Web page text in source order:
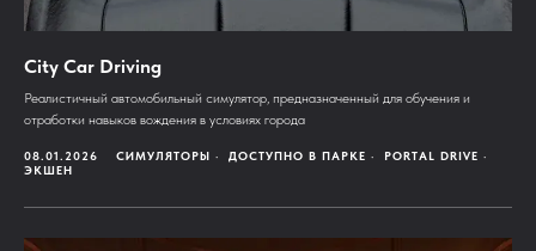
City Car Driving
Реалистичный автомобильный симулятор, предназначенный для обучения и
отработки навыков вождения в условиях города
08.01.2026 СИМУЛЯТОРЫ ДОСТУПНО В ПАРКЕ
PORTAL DRIVE
ЭКШЕН